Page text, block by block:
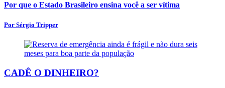
Por que o Estado Brasileiro ensina você a ser vítima
Por Sérgio Tripper
CADÊ O DINHEIRO?